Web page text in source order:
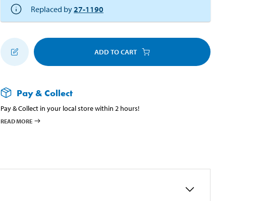
Replaced by27-1190
ADD TO CART
Pay & Collect
Pay & Collect in your local store within 2 hours!
READ MORE